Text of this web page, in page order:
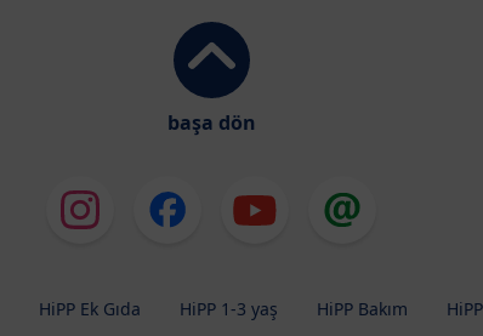
başa dön
HiPP Ek Gıda HiPP 1-3 yaş HiPP Bakım